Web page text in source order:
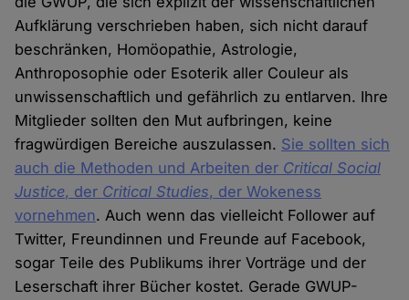
Aufklärung verschrieben haben, sich nicht darauf
beschränken, Homöopathie, Astrologie,
Anthroposophie oder Esoterik aller Couleur als
unwissenschaftlich und gefährlich zu entlarven. Ihre
Mitglieder sollten den Mut aufbringen, keine
fragwürdigen Bereiche auszulassen. Sie sollten sich
auch die Methoden und Arbeiten der Critical Social
Justice, der Critical Studies, der Wokeness
vornehmen. Auch wenn das vielleicht Follower auf
Twitter, Freundinnen und Freunde auf Facebook,
sogar Teile des Publikums ihrer Vorträge und der
Leserschaft ihrer Bücher kostet. Gerade GWUP-